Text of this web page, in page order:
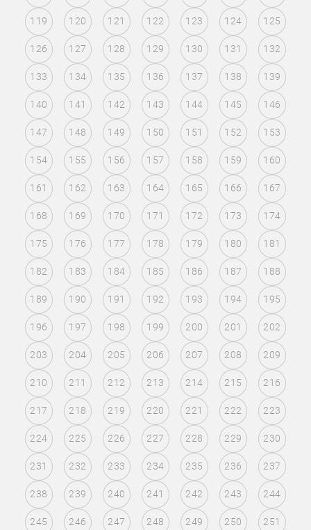
119 120 121 122 123 124 125
126 127 128 129 130 131 132
133 134 135 136 137 138 139
140 141 142 143 144 145 146
147 148 149 150 151 152 153
154 155 156 157 158 159 160
161 162 163 164 165 166 167
168 169 170 171 172 173 174
175 176 177 178 179 180 181
182 183 184 185 186 187 188
189 190 191 192 193 194 195
196 197 198 199 200 201 202
203 204 205 206 207 208 209
210 211 212 213 214 215 216
217 218 219 220 221 222 223
224 225 226 227 228 229 230
231 232 233 234 235 236 237
238 239 240 241 242 243 244
245 246 247 248 249 250 251